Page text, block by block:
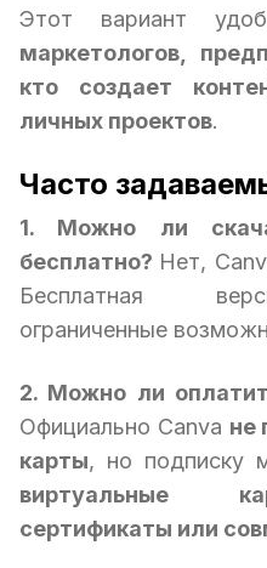
Этот вариант
маркетологов,
кто создает
личных проектов.
Часто
1. Можно ли
бесплатно? Нет,
Бесплатная
ограниченные
2. Можно ли
Официально Canva не
карты, но подписку
виртуальные
сертификаты или